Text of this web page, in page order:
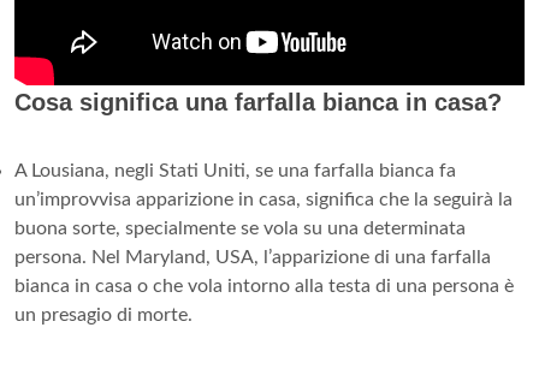
Cosa significa una farfalla bianca in casa?
A Lousiana, negli Stati Uniti, se una farfalla bianca fa
un’improvvisa apparizione in casa, significa che la seguirà la
buona sorte, specialmente se vola su una determinata
persona. Nel Maryland, USA, l’apparizione di una farfalla
bianca in casa o che vola intorno alla testa di una persona è
un presagio di morte.